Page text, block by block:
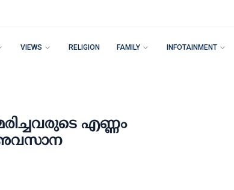
VIEWS RELIGION FAMILY INFOTAINMENT
എണ്ണം
അവസാന